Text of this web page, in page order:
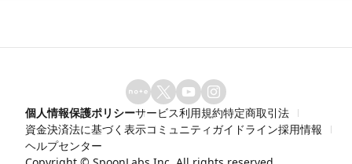
個人情報保護ポリシーサービス利用規約特定商取引法
資金決済法に基づく表示コミュニティガイドライン採用情報
ヘルプセンター